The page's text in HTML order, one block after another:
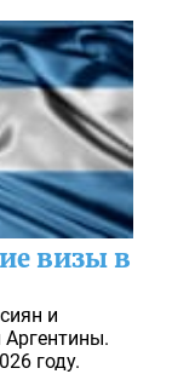
визы в
и
году.